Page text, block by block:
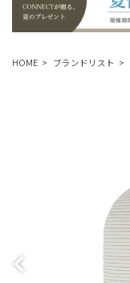
HOME ブランドリスト